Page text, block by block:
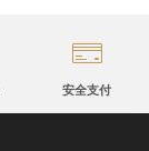
安全支付